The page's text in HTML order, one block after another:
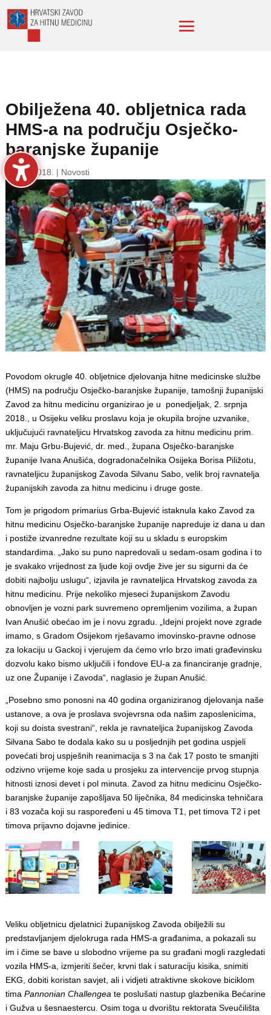
Obilježena 40. obljetnica rada
HMS-a na području Osječko-
baranjske županije
3. srp. 2018. | Novosti
Povodom okrugle 40. obljetnice djelovanja hitne medicinske službe
(HMS) na području Osječko-baranjske županije, tamošnji županijski
Zavod za hitnu medicinu organizirao je u ponedjeljak, 2. srpnja
2018., u Osijeku veliku proslavu koja je okupila brojne uzvanike,
uključujući ravnateljicu Hrvatskog zavoda za hitnu medicinu prim.
mr. Maju Grbu-Bujević, dr. med., župana Osječko-baranjske
županije Ivana Anušića, dogradonačelnika Osijeka Borisa Piližotu,
ravnateljicu županijskog Zavoda Silvanu Sabo, velik broj ravnatelja
županijskih zavoda za hitnu medicinu i druge goste.
Tom je prigodom primarius Grba-Bujević istaknula kako Zavod za
hitnu medicinu Osječko-baranjske županije napreduje iz dana u dan
i postiže izvanredne rezultate koji su u skladu s europskim
standardima. „Jako su puno napredovali u sedam-osam godina i to
je svakako vrijednost za ljude koji ovdje žive jer su sigurni da će
dobiti najbolju uslugu“, izjavila je ravnateljica Hrvatskog zavoda za
hitnu medicinu. Prije nekoliko mjeseci županijskom Zavodu
obnovljen je vozni park suvremeno opremljenim vozilima, a župan
Ivan Anušić obećao im je i novu zgradu. „Idejni projekt nove zgrade
imamo, s Gradom Osijekom rješavamo imovinsko-pravne odnose
za lokaciju u Gackoj i vjerujem da ćemo vrlo brzo imati građevinsku
dozvolu kako bismo uključili i fondove EU-a za financiranje gradnje,
uz one Županije i Zavoda“, naglasio je župan Anušić.
„Posebno smo ponosni na 40 godina organiziranog djelovanja naše
ustanove, a ova je proslava svojevrsna oda našim zaposlenicima,
koji su doista svestrani“, rekla je ravnateljica županijskog Zavoda
Silvana Sabo te dodala kako su u posljednjih pet godina uspjeli
povećati broj uspješnih reanimacija s 3 na čak 17 posto te smanjiti
odzivno vrijeme koje sada u prosjeku za intervencije prvog stupnja
hitnosti iznosi devet i pol minuta. Zavod za hitnu medicinu Osječko-
baranjske županije zapošljava 50 liječnika, 84 medicinska tehničara
i 83 vozača koji su raspoređeni u 45 timova T1, pet timova T2 i pet
timova prijavno dojavne jedinice.
Veliku obljetnicu djelatnici županijskog Zavoda obilježili su
predstavljanjem djelokruga rada HMS-a građanima, a pokazali su
im i čime se bave u slobodno vrijeme pa su građani mogli razgledati
vozila HMS-a, izmjeriti šećer, krvni tlak i saturaciju kisika, snimiti
EKG, dobiti koristan savjet, ali i vidjeti atraktivne skokove biciklom
tima Pannonian Challengea te poslušati nastup glazbenika Bećarine
i Gužva u šesnaestercu. Osim toga u dvorištu rektorata Sveučilišta